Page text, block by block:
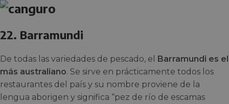
22. Barramundi
De todas las variedades de pescado, el Barramundi es el
más australiano. Se sirve en prácticamente todos los
restaurantes del país y su nombre proviene de la
lengua aborigen y significa “pez de río de escamas